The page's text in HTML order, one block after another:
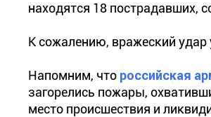
находятся 18 пострадавших,
К сожалению, вражеский удар
Напомним, что российская
загорелись пожары,
место происшествия и